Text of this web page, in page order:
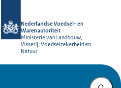
Nederlandse Voedsel- en
Warenautoriteit
Ministerie van Landbouw,
Visserij, Voedselzekerheid en
Natuur